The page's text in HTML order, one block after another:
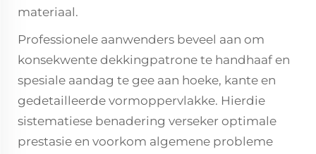
materiaal.
Professionele aanwenders beveel aan om
konsekwente dekkingpatrone te handhaaf en
spesiale aandag te gee aan hoeke, kante en
gedetailleerde vormoppervlakke. Hierdie
sistematiese benadering verseker optimale
prestasie en voorkom algemene probleme